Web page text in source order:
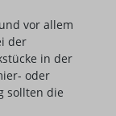
vor allem
der
in der
oder
sollten die